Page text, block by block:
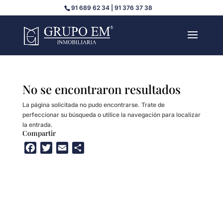
91 689 62 34 | 91 376 37 38
No se encontraron resultados
La página solicitada no pudo encontrarse. Trate de
perfeccionar su búsqueda o utilice la navegación para localizar
la entrada.
Compartir